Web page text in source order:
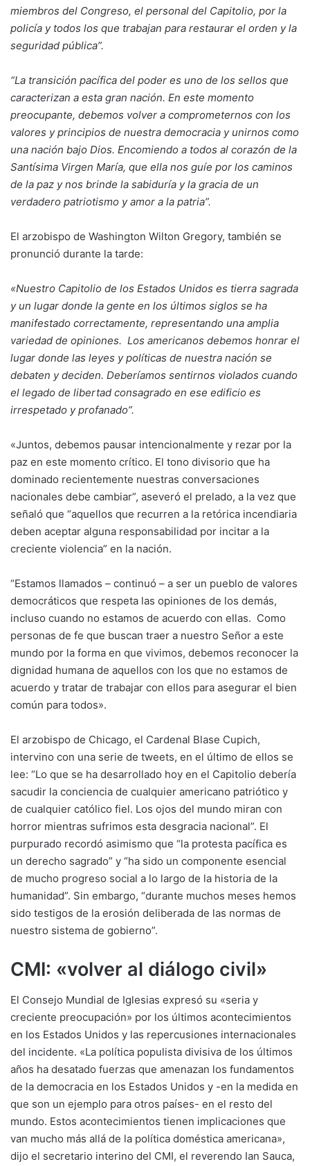
miembros del Congreso, el personal del Capitolio, por la
policía y todos los que trabajan para restaurar el orden y la
seguridad pública”.
“La transición pacífica del poder es uno de los sellos que
caracterizan a esta gran nación. En este momento
preocupante, debemos volver a comprometernos con los
valores y principios de nuestra democracia y unirnos como
una nación bajo Dios. Encomiendo a todos al corazón de la
Santísima Virgen María, que ella nos guíe por los caminos
de la paz y nos brinde la sabiduría y la gracia de un
verdadero patriotismo y amor a la patria”.
El arzobispo de Washington Wilton Gregory, también se
pronunció durante la tarde:
«Nuestro Capitolio de los Estados Unidos es tierra sagrada
y un lugar donde la gente en los últimos siglos se ha
manifestado correctamente, representando una amplia
variedad de opiniones. Los americanos debemos honrar el
lugar donde las leyes y políticas de nuestra nación se
debaten y deciden. Deberíamos sentirnos violados cuando
el legado de libertad consagrado en ese edificio es
irrespetado y profanado”.
«Juntos, debemos pausar intencionalmente y rezar por la
paz en este momento crítico. El tono divisorio que ha
dominado recientemente nuestras conversaciones
nacionales debe cambiar”, aseveró el prelado, a la vez que
señaló que “aquellos que recurren a la retórica incendiaria
deben aceptar alguna responsabilidad por incitar a la
creciente violencia” en la nación.
“Estamos llamados – continuó – a ser un pueblo de valores
democráticos que respeta las opiniones de los demás,
incluso cuando no estamos de acuerdo con ellas. Como
personas de fe que buscan traer a nuestro Señor a este
mundo por la forma en que vivimos, debemos reconocer la
dignidad humana de aquellos con los que no estamos de
acuerdo y tratar de trabajar con ellos para asegurar el bien
común para todos».
El arzobispo de Chicago, el Cardenal Blase Cupich,
intervino con una serie de tweets, en el último de ellos se
lee: “Lo que se ha desarrollado hoy en el Capitolio debería
sacudir la conciencia de cualquier americano patriótico y
de cualquier católico fiel. Los ojos del mundo miran con
horror mientras sufrimos esta desgracia nacional”. El
purpurado recordó asimismo que “la protesta pacífica es
un derecho sagrado” y “ha sido un componente esencial
de mucho progreso social a lo largo de la historia de la
humanidad”. Sin embargo, “durante muchos meses hemos
sido testigos de la erosión deliberada de las normas de
nuestro sistema de gobierno”.
CMI: «volver al diálogo civil»
El Consejo Mundial de Iglesias expresó su «seria y
creciente preocupación» por los últimos acontecimientos
en los Estados Unidos y las repercusiones internacionales
del incidente. «La política populista divisiva de los últimos
años ha desatado fuerzas que amenazan los fundamentos
de la democracia en los Estados Unidos y -en la medida en
que son un ejemplo para otros países- en el resto del
mundo. Estos acontecimientos tienen implicaciones que
van mucho más allá de la política doméstica americana»,
dijo el secretario interino del CMI, el reverendo Ian Sauca,